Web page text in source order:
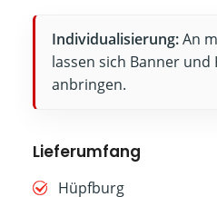
Individualisierung:An
lassen sich Banner
anbringen.
Lieferumfang
Hüpfburg